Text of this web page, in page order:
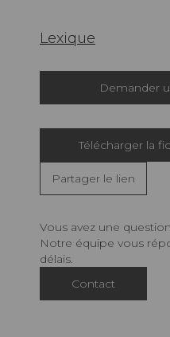
Lexique
Demander
Télécharger la
Partager le lien
Vous avez une
Notre équipe vous
délais.
Contact